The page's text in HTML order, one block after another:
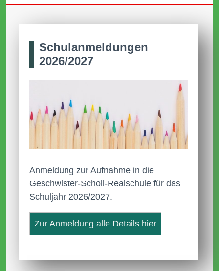
Schul­anmel­dungen
2026/2027
Anmeldung zur Aufnahme in die
Geschwister-Scholl-Realschule für das
Schuljahr 2026/2027.
Zur Anmeldung alle Details hier